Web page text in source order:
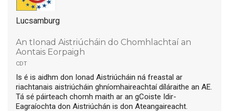
Lucsamburg
An tIonad Aistriúcháin do Chomhlachtaí an
Aontais Eorpaigh
cdt
Is é is aidhm don Ionad Aistriúcháin ná freastal ar
riachtanais aistriúcháin ghníomhaireachtaí díláraithe an AE.
Tá sé páirteach chomh maith ar an gCoiste Idir-
Eagraíochta don Aistriúchán is don Ateangaireacht.